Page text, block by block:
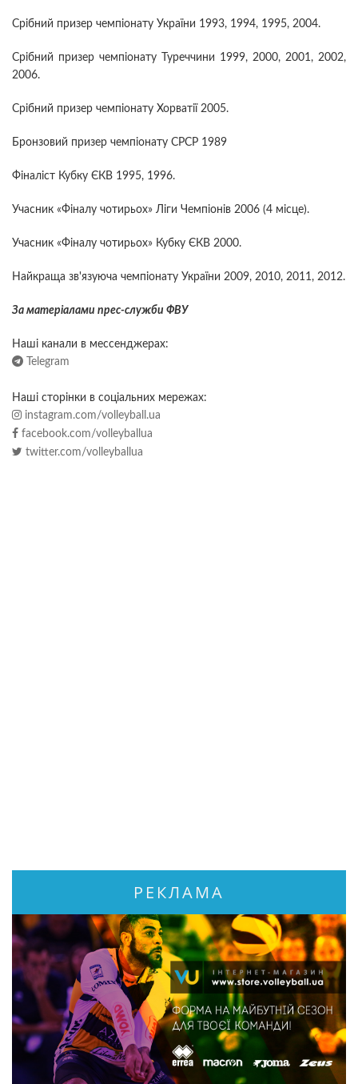
Срібний призер чемпіонату України 1993, 1994, 1995, 2004.
Срібний призер чемпіонату Туреччини 1999, 2000, 2001, 2002,
2006.
Срібний призер чемпіонату Хорватії 2005.
Бронзовий призер чемпіонату СРСР 1989
Фіналіст Кубку ЄКВ 1995, 1996.
Учасник «Фіналу чотирьох» Ліги Чемпіонів 2006 (4 місце).
Учасник «Фіналу чотирьох» Кубку ЄКВ 2000.
Найкраща зв'язуюча чемпіонату України 2009, 2010, 2011, 2012.
За матеріалами прес-служби ФВУ
Наші канали в мессенджерах:
Telegram
Наші сторінки в соціальних мережах:
instagram.com/volleyball.ua
facebook.com/volleyballua
twitter.com/volleyballua
РЕКЛАМА